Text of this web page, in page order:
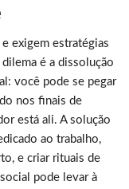
exigem estratégias
é a dissolução
você pode se pegar
nos finais de
está ali. A solução
ao trabalho,
e criar rituais de
pode levar à